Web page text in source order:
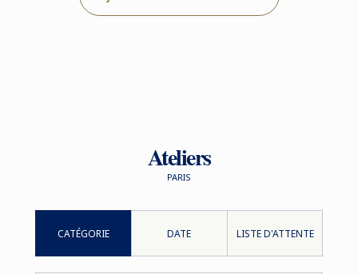
Ateliers
PARIS
CATÉGORIE DATE LISTE D'ATTENTE